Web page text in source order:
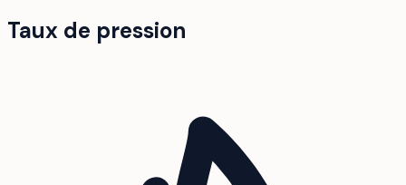
Taux de pression